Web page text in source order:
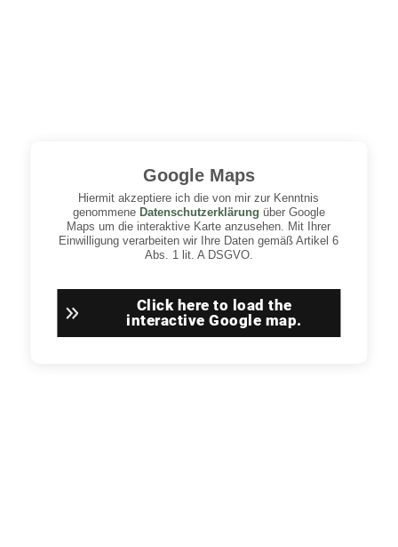
Google Maps
Hiermit akzeptiere ich die von mir zur Kenntnis
genommene Datenschutzerklärung über Google
Maps um die interaktive Karte anzusehen. Mit Ihrer
Einwilligung verarbeiten wir Ihre Daten gemäß Artikel 6
Abs. 1 lit. A DSGVO.
Click here to load the
interactive Google map.